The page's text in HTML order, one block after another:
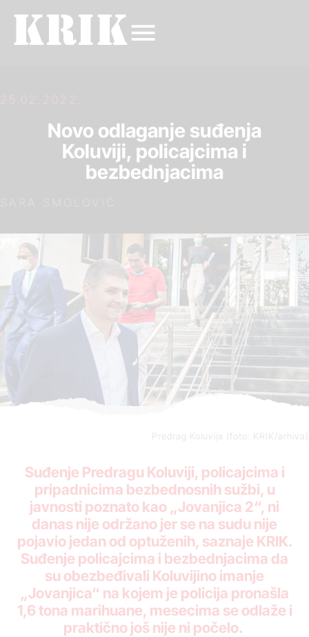
25.02.2022.
Novo odlaganje suđenja
Koluviji, policajcima i
bezbednjacima
Predrag Koluvija (foto: KRIK/arhiva)
Suđenje Predragu Koluviji, policajcima i
pripadnicima bezbednosnih sužbi, u
javnosti poznato kao „Jovanjica 2“, ni
danas nije održano jer se na sudu nije
pojavio jedan od optuženih, saznaje KRIK.
Suđenje policajcima i bezbednjacima da
su obezbeđivali Koluvijino imanje
„Jovanjica“ na kojem je policija pronašla
1,6 tona marihuane, mesecima se odlaže i
praktično još nije ni počelo.